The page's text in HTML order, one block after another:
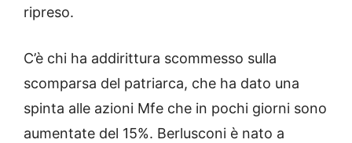
ripreso.
C’è chi ha addirittura scommesso sulla
scomparsa del patriarca, che ha dato una
spinta alle azioni Mfe che in pochi giorni sono
aumentate del 15%. Berlusconi è nato a